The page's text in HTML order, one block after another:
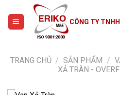
content
CÔNG TY
TRANG CHỦ / SẢN PHẨM /
XẢ TRÀN -